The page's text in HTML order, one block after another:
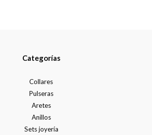
Categorías
Collares
Pulseras
Aretes
Anillos
Sets joyería